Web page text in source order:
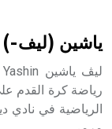
ياشين (ليف-)
رياضة كرة القدم
الرياضية في نادي